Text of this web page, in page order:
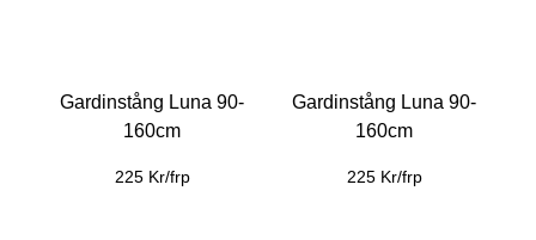
Gardinstång Luna 90-
160cm
225 Kr/frp
Gardinstång Luna 90-
160cm
225 Kr/frp